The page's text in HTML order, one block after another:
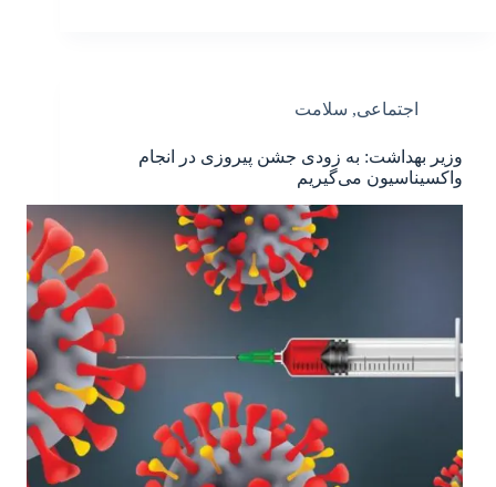
اجتماعی, سلامت
وزیر بهداشت: به زودی جشن پیروزی در انجام
واکسیناسیون می‌گیریم